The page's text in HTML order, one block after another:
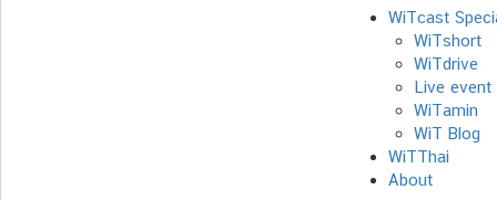
WiTcast
WiTshort
WiTdrive
Live event
WiTamin
WiT Blog
WiTThai
About